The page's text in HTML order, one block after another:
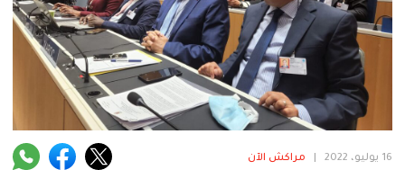
فنية
منوعة
آراء
16 يوليو، 2022 مراكش الآن